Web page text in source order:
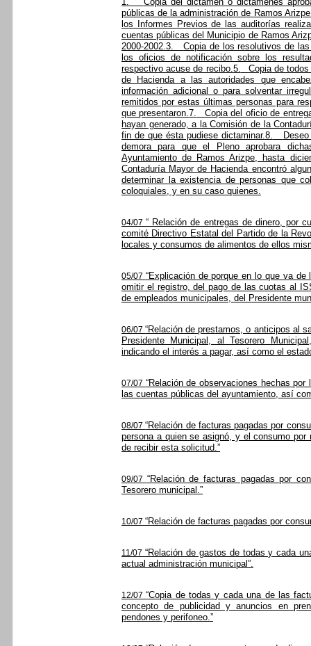
públicas de la administración de Ramos
los Informes Previos de las auditorías
cuentas públicas del Municipio de Ramos
2000-2002.3.
Copia de los resolutivos de
los oficios de notificación sobre los
respectivo acuse de recibo.5.
Copia de
de Hacienda a las autoridades que
información adicional o para solventar
remitidos por estas últimas personas para
que presentaron.7.
Copia del oficio de
hayan generado, a la Comisión de la
fin de que ésta pudiese dictaminar.8.
demora para que el Pleno aprobara
Ayuntamiento de Ramos Arizpe, hasta
Contaduría Mayor de Hacienda encontró
determinar la existencia de personas que
coloquiales, y en su caso quienes.
04/07“ Relación de entregas de dinero, por
comité Directivo Estatal del Partido de la
locales y consumos de alimentos de ellos
05/07 “Explicación de porque en lo que va
omitir el registro, del pago de las cuotas al
de empleados municipales, del Presidente
06/07“Relación de prestamos, o anticipos al
Presidente Municipal, al Tesorero
indicando el interés a pagar, así como el
07/07 “Relación de observaciones hechas
las cuentas públicas del ayuntamiento, así
08/07“Relación de facturas pagadas por
persona a quien se asignó, y el consumo
de recibir esta solicitud.”
09/07 “Relación de facturas pagadas por
Tesorero municipal.”
10/07 “Relación de facturas pagadas por
11/07 “Relación de gastos de todas y cada
actual administración municipal”.
12/07“Copia de todas y cada una de las
concepto de publicidad y anuncios en
pendones y perifoneo.”